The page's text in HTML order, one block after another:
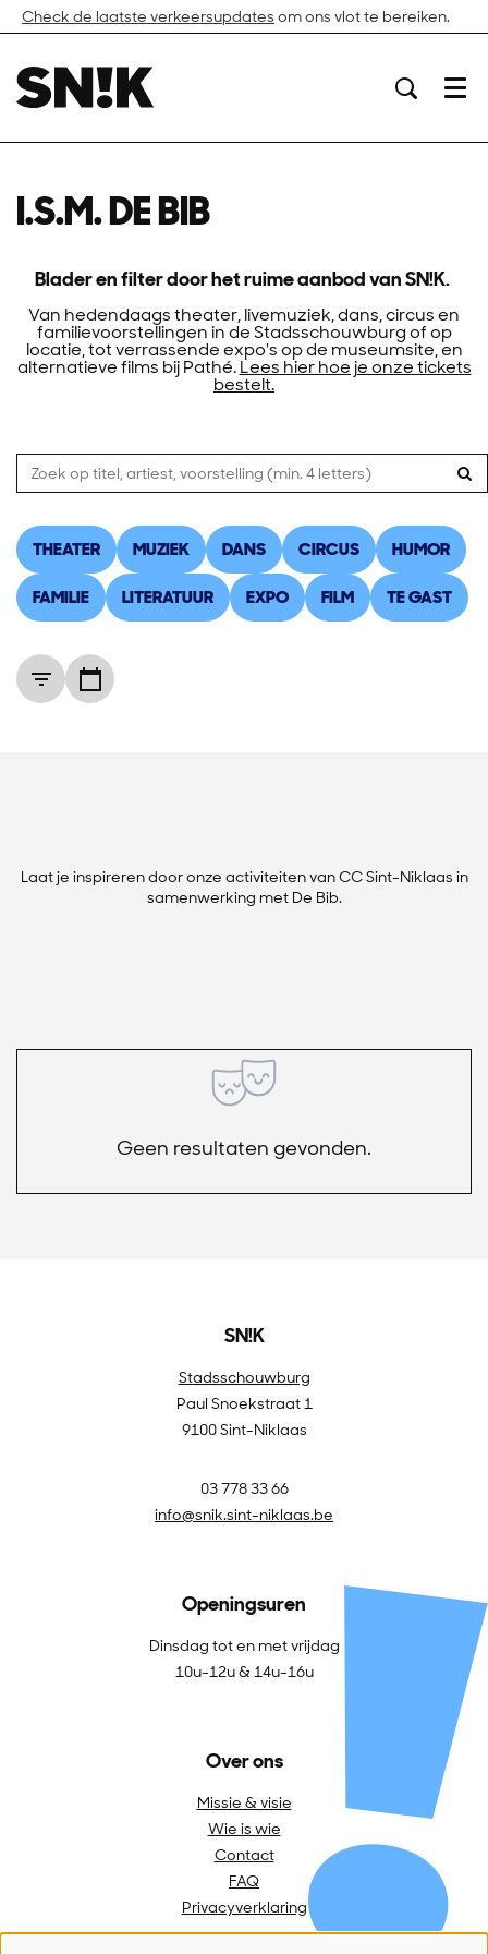
Check de laatste verkeersupdates om ons vlot te bereiken.
Menu
I.S.M. DE BIB
Blader en filter door het ruime aanbod van SN!K.
Van hedendaags theater, livemuziek, dans, circus en
familievoorstellingen in de Stadsschouwburg of op
locatie, tot verrassende expo's op de museumsite, en
alternatieve films bij Pathé.Lees hier hoe je onze tickets
bestelt.
THEATER MUZIEK DANS CIRCUS HUMOR
FAMILIE LITERATUUR EXPO FILM TE GAST
Laat je inspireren door onze activiteiten van CC Sint-Niklaas in
samenwerking met De Bib.
Geen resultaten gevonden.
SN!K
Stadsschouwburg
Paul Snoekstraat 1
9100 Sint-Niklaas
03 778 33 66
info@snik.sint-niklaas.be
Openingsuren
Dinsdag tot en met vrijdag
10u-12u & 14u-16u
Over ons
Missie & visie
Wie is wie
Contact
FAQ
Privacyverklaring